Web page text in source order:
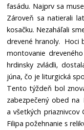
fasádu. Najprv sa
Zároveň sa natierali
kosačku. Nezaháľali
drevené hranoly. Hoci
montovanie
hrdinsky zvládli,
júna, čo je liturgická
Tento týždeň bol
zabezpečený obed na
a všetkých
Filipa požehnanie s